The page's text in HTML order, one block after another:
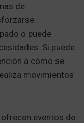
de
o puede
Si puede
a cómo se
movimientos
eventos de